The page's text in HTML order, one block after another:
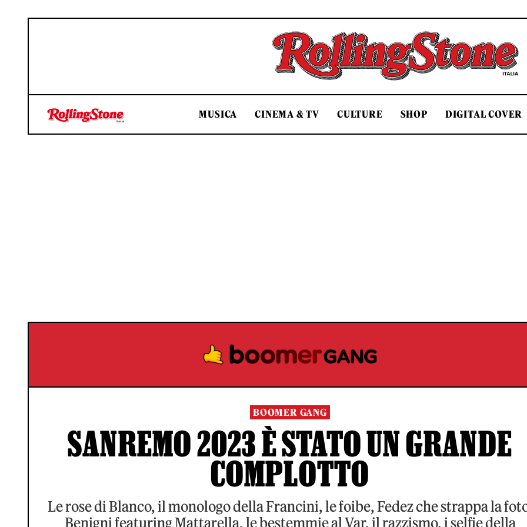
Rolling Stone Italia
MUSICA CINEMA & TV CULTURE SHOP DIGITAL COVER
BOOMER GANG
SANREMO 2023 È STATO UN GRANDE
COMPLOTTO
Le rose di Blanco, il monologo della Francini, le foibe, Fedez che strappa la
Benigni featuring Mattarella, le bestemmie al Var, il razzismo, i selfie della